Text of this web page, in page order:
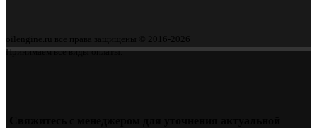
oilengine.ru все права защищены © 2016-2026
Принимаем все виды оплаты.